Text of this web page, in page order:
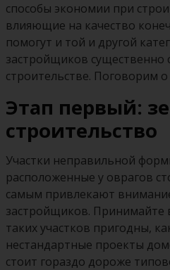
способы экономии при
влияющие на качество
помогут и той и другой
застройщиков существенно
строительстве. Поговорим
Этап первый:
строительство
Участки неправильной
расположенные у оврагов
самым привлекают
застройщиков. Принимайте
таких участков пригодны,
нестандартные проекты
стоит гораздо дороже